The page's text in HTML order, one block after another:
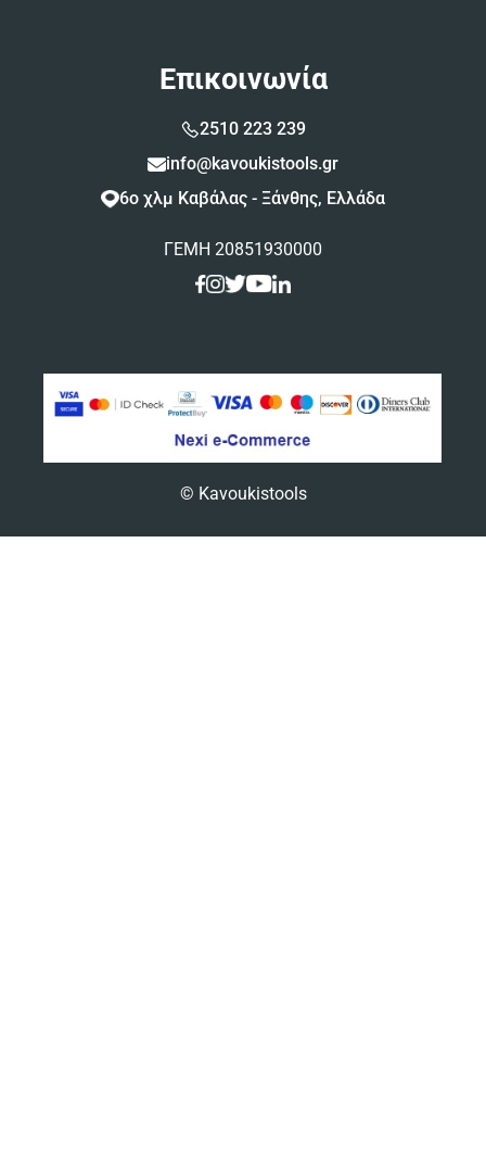
Επικοινωνία
2510 223 239
info@kavoukistools.gr
6ο χλμ Καβάλας - Ξάνθης, Ελλάδα
ΓΕΜΗ 20851930000
© Kavoukistools